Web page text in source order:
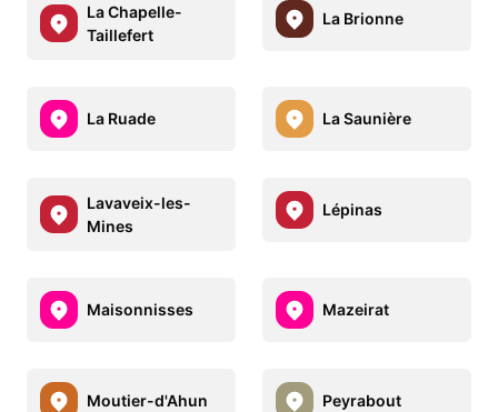
La Chapelle-
Taillefert
La Brionne
La Ruade La Saunière
Lavaveix-les-
Mines
Lépinas
Maisonnisses Mazeirat
Moutier-d'Ahun Peyrabout